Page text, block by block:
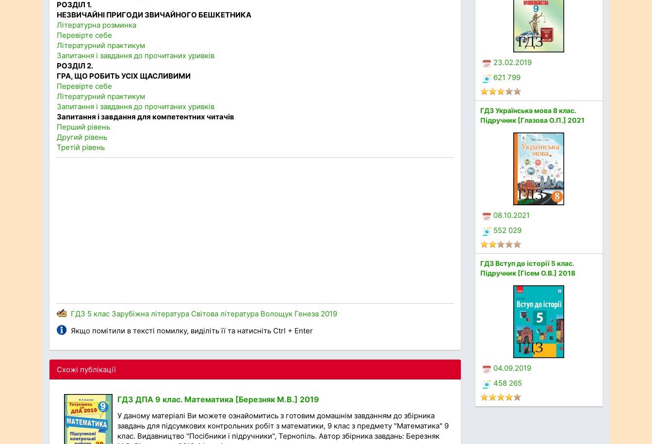
РОЗДІЛ 1.
НЕЗВИЧАЙНІ ПРИГОДИ ЗВИЧАЙНОГО БЕШКЕТНИКА
Літературна розминка
Перевірте себе
Літературний практикум
Запитання і завдання до прочитаних уривків
РОЗДІЛ 2.
ГРА, ЩО РОБИТЬ УСІХ ЩАСЛИВИМИ
Перевірте себе
Літературний практикум
Запитання і завдання до прочитаних уривків
Запитання і завдання для компетентних читачів
Перший рівень
Другий рівень
Третій рівень
ГДЗ 5 клас Зарубіжна література Світова література Волощук Генеза 2019
Якщо помітили в тексті помилку, виділіть її та натисніть Ctrl + Enter
Схожі публікації
ГДЗ ДПА 9 клас. Математика [Березняк М.В.] 2019
У даному матеріалі Ви можете ознайомитись з готовим домашнім завданням до збірника
завдань для підсумкових контрольних робіт з математики, 9 клас з предмету "Математика" 9
клас. Видавництво "Посібники і підручники", Тернопіль. Автор збірника завдань: Березняк
23.02.2019
621 799
ГДЗ Українська мова 8 клас.
Підручник [Глазова О.П.] 2021
08.10.2021
552 029
ГДЗ Вступ до історії 5 клас.
Підручник [Гісем О.В.] 2018
04.09.2019
458 265